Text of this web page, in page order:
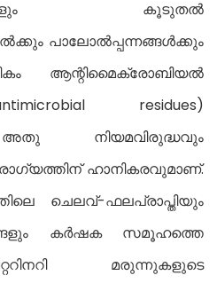
കൂടുതൽ
പാലോൽപ്പന്നങ്ങൾക്കും
ആന്റിമൈക്രോബിയൽ
residues)
അതു നിയമവിരുദ്ധവും
ഹാനികരവുമാണ്.
ചെലവ്-ഫലപ്രാപ്തിയും
കർഷക സമൂഹത്തെ
മരുന്നുകളുടെ